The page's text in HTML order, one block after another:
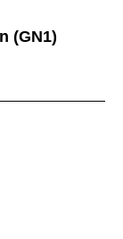
(GN1)